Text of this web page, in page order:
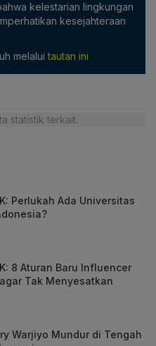
kelestarian lingkungan
kesejahteraan
melaluitautan ini
statistik terkait.
Perlukah Ada Universitas
8 Aturan Baru Influencer
Tak Menyesatkan
Warjiyo Mundur di Tengah